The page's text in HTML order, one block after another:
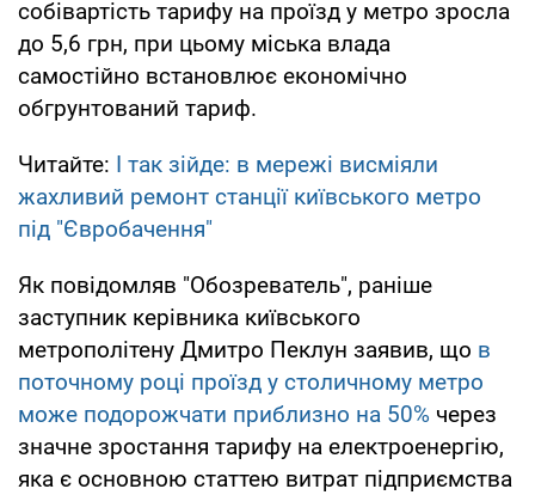
собівартість тарифу на проїзд у метро зросла
до 5,6 грн, при цьому міська влада
самостійно встановлює економічно
обгрунтований тариф.
Читайте: І так зійде: в мережі висміяли
жахливий ремонт станції київського метро
під "Євробачення"
Як повідомляв "Обозреватель", раніше
заступник керівника київського
метрополітену Дмитро Пеклун заявив, що в
поточному році проїзд у столичному метро
може подорожчати приблизно на 50% через
значне зростання тарифу на електроенергію,
яка є основною статтею витрат підприємства